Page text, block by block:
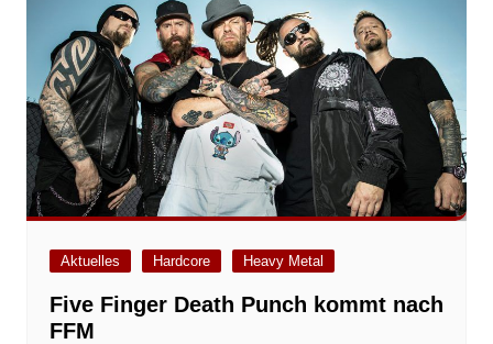
Aktuelles Hardcore Heavy Metal
Five Finger Death Punch kommt nach
FFM